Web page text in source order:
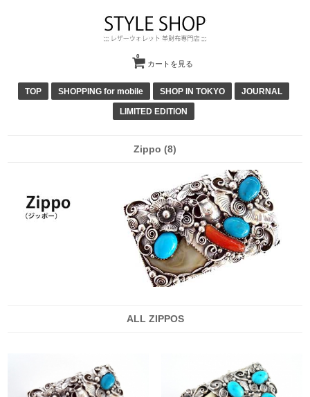
カートを見る
0
TOP SHOPPING for mobile SHOP IN TOKYO JOURNAL
LIMITED EDITION
Zippo (8)
ALL ZIPPOS